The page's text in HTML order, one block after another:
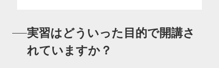
実習はどういった目的で開講さ
れていますか？